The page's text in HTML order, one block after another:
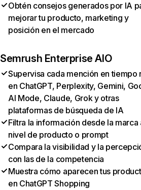
Obtén consejos generados por IA
mejorar tu producto, marketing y
posición en el mercado
Semrush Enterprise AIO
Supervisa cada mención en tiempo
en ChatGPT, Perplexity, Gemini,
AI Mode, Claude, Grok y otras
plataformas de búsqueda de IA
Filtra la información desde la marca
nivel de producto o prompt
Compara la visibilidad y la
con las de la competencia
Muestra cómo aparecen tus
en ChatGPT Shopping